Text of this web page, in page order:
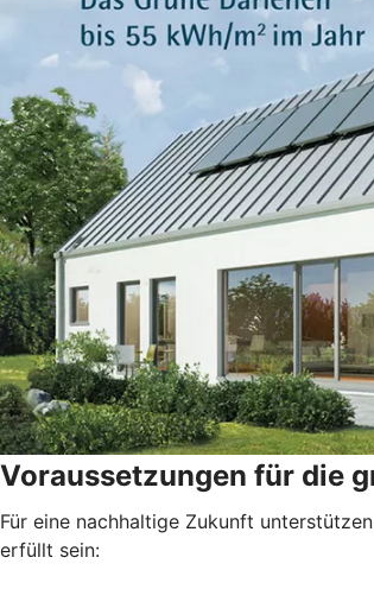
Voraussetzungen für die
Für eine nachhaltige Zukunft
erfüllt sein: